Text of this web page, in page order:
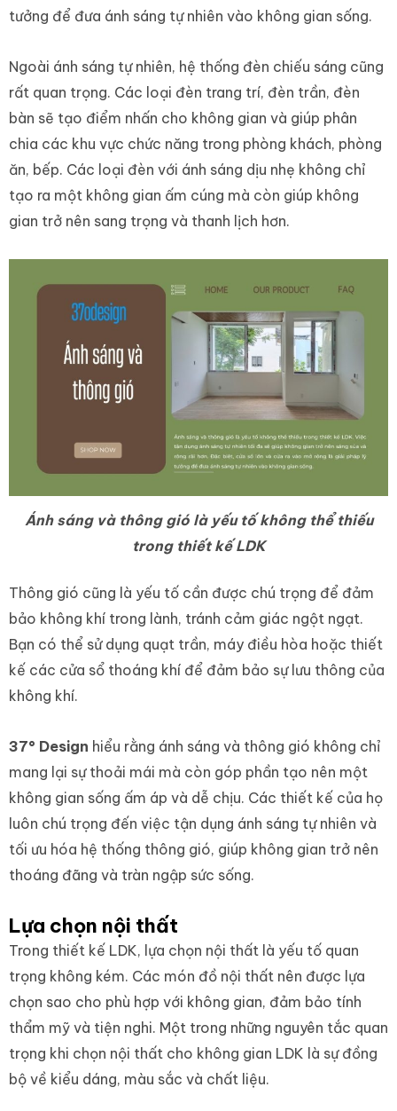
tưởng để đưa ánh sáng tự nhiên vào không gian sống.
Ngoài ánh sáng tự nhiên, hệ thống đèn chiếu sáng cũng
rất quan trọng. Các loại đèn trang trí, đèn trần, đèn
bàn sẽ tạo điểm nhấn cho không gian và giúp phân
chia các khu vực chức năng trong phòng khách, phòng
ăn, bếp. Các loại đèn với ánh sáng dịu nhẹ không chỉ
tạo ra một không gian ấm cúng mà còn giúp không
gian trở nên sang trọng và thanh lịch hơn.
Ánh sáng và thông gió là yếu tố không thể thiếu
trong thiết kế LDK
Thông gió cũng là yếu tố cần được chú trọng để đảm
bảo không khí trong lành, tránh cảm giác ngột ngạt.
Bạn có thể sử dụng quạt trần, máy điều hòa hoặc thiết
kế các cửa sổ thoáng khí để đảm bảo sự lưu thông của
không khí.
37° Design hiểu rằng ánh sáng và thông gió không chỉ
mang lại sự thoải mái mà còn góp phần tạo nên một
không gian sống ấm áp và dễ chịu. Các thiết kế của họ
luôn chú trọng đến việc tận dụng ánh sáng tự nhiên và
tối ưu hóa hệ thống thông gió, giúp không gian trở nên
thoáng đãng và tràn ngập sức sống.
Lựa chọn nội thất
Trong thiết kế LDK, lựa chọn nội thất là yếu tố quan
trọng không kém. Các món đồ nội thất nên được lựa
chọn sao cho phù hợp với không gian, đảm bảo tính
thẩm mỹ và tiện nghi. Một trong những nguyên tắc quan
trọng khi chọn nội thất cho không gian LDK là sự đồng
bộ về kiểu dáng, màu sắc và chất liệu.